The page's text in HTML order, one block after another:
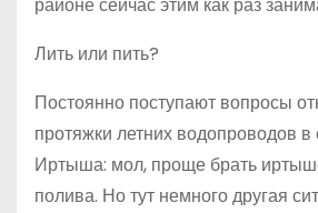
районе сейчас этим как раз
Лить или пить?
Постоянно поступают вопросы
протяжки летних водопроводов в
Иртыша: мол, проще брать
полива. Но тут немного другая